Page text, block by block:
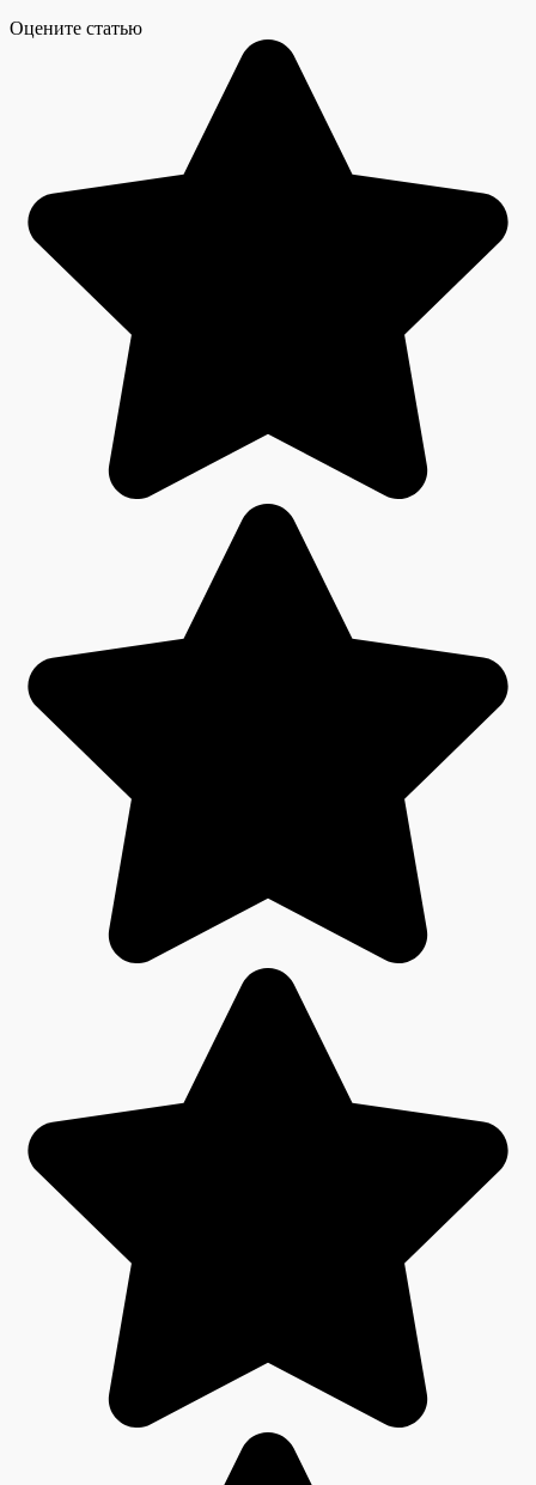
Оцените статью